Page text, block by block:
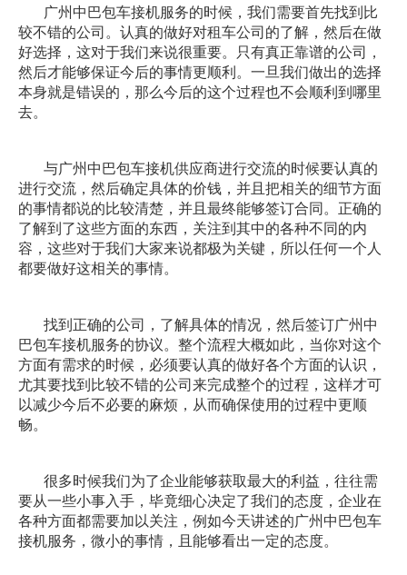
广州中巴包车接机服务的时候，我们需要首先找到比
较不错的公司。认真的做好对租车公司的了解，然后在做
好选择，这对于我们来说很重要。只有真正靠谱的公司，
然后才能够保证今后的事情更顺利。一旦我们做出的选择
本身就是错误的，那么今后的这个过程也不会顺利到哪里
去。
与广州中巴包车接机供应商进行交流的时候要认真的
进行交流，然后确定具体的价钱，并且把相关的细节方面
的事情都说的比较清楚，并且最终能够签订合同。正确的
了解到了这些方面的东西，关注到其中的各种不同的内
容，这些对于我们大家来说都极为关键，所以任何一个人
都要做好这相关的事情。
找到正确的公司，了解具体的情况，然后签订广州中
巴包车接机服务的协议。整个流程大概如此，当你对这个
方面有需求的时候，必须要认真的做好各个方面的认识，
尤其要找到比较不错的公司来完成整个的过程，这样才可
以减少今后不必要的麻烦，从而确保使用的过程中更顺
畅。
很多时候我们为了企业能够获取最大的利益，往往需
要从一些小事入手，毕竟细心决定了我们的态度，企业在
各种方面都需要加以关注，例如今天讲述的广州中巴包车
接机服务，微小的事情，且能够看出一定的态度。